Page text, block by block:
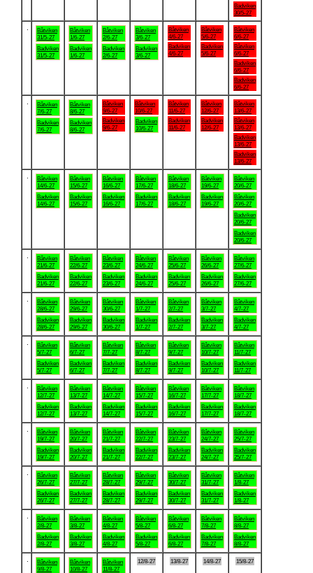
Badviken
30/5-27
Båtviken
31/5-27
Badviken
31/5-27
Båtviken
1/6-27
Badviken
1/6-27
Båtviken
2/6-27
Badviken
2/6-27
Båtviken
3/6-27
Badviken
3/6-27
Båtviken
4/6-27
Badviken
4/6-27
Båtviken
5/6-27
Badviken
5/6-27
Båtviken
6/6-27
Båtviken
6/6-27
Badviken
6/6-27
Badviken
6/6-27
Båtviken
7/6-27
Badviken
7/6-27
Båtviken
8/6-27
Badviken
8/6-27
Båtviken
9/6-27
Badviken
9/6-27
Båtviken
10/6-27
Badviken
10/6-27
Båtviken
11/6-27
Badviken
11/6-27
Båtviken
12/6-27
Badviken
12/6-27
Båtviken
13/6-27
Båtviken
13/6-27
Badviken
13/6-27
Badviken
13/6-27
Båtviken
14/6-27
Badviken
14/6-27
Båtviken
15/6-27
Badviken
15/6-27
Båtviken
16/6-27
Badviken
16/6-27
Båtviken
17/6-27
Badviken
17/6-27
Båtviken
18/6-27
Badviken
18/6-27
Båtviken
19/6-27
Badviken
19/6-27
Båtviken
20/6-27
Båtviken
20/6-27
Badviken
20/6-27
Badviken
20/6-27
Båtviken
21/6-27
Badviken
21/6-27
Båtviken
22/6-27
Badviken
22/6-27
Båtviken
23/6-27
Badviken
23/6-27
Båtviken
24/6-27
Badviken
24/6-27
Båtviken
25/6-27
Badviken
25/6-27
Båtviken
26/6-27
Badviken
26/6-27
Båtviken
27/6-27
Badviken
27/6-27
Båtviken
28/6-27
Badviken
28/6-27
Båtviken
29/6-27
Badviken
29/6-27
Båtviken
30/6-27
Badviken
30/6-27
Båtviken
1/7-27
Badviken
1/7-27
Båtviken
2/7-27
Badviken
2/7-27
Båtviken
3/7-27
Badviken
3/7-27
Båtviken
4/7-27
Badviken
4/7-27
Båtviken
5/7-27
Badviken
5/7-27
Båtviken
6/7-27
Badviken
6/7-27
Båtviken
7/7-27
Badviken
7/7-27
Båtviken
8/7-27
Badviken
8/7-27
Båtviken
9/7-27
Badviken
9/7-27
Båtviken
10/7-27
Badviken
10/7-27
Båtviken
11/7-27
Badviken
11/7-27
Båtviken
12/7-27
Badviken
12/7-27
Båtviken
13/7-27
Badviken
13/7-27
Båtviken
14/7-27
Badviken
14/7-27
Båtviken
15/7-27
Badviken
15/7-27
Båtviken
16/7-27
Badviken
16/7-27
Båtviken
17/7-27
Badviken
17/7-27
Båtviken
18/7-27
Badviken
18/7-27
Båtviken
19/7-27
Badviken
19/7-27
Båtviken
20/7-27
Badviken
20/7-27
Båtviken
21/7-27
Badviken
21/7-27
Båtviken
22/7-27
Badviken
22/7-27
Båtviken
23/7-27
Badviken
23/7-27
Båtviken
24/7-27
Badviken
24/7-27
Båtviken
25/7-27
Badviken
25/7-27
Båtviken
26/7-27
Badviken
26/7-27
Båtviken
27/7-27
Badviken
27/7-27
Båtviken
28/7-27
Badviken
28/7-27
Båtviken
29/7-27
Badviken
29/7-27
Båtviken
30/7-27
Badviken
30/7-27
Båtviken
31/7-27
Badviken
31/7-27
Båtviken
1/8-27
Badviken
1/8-27
Båtviken
2/8-27
Badviken
2/8-27
Båtviken
3/8-27
Badviken
3/8-27
Båtviken
4/8-27
Badviken
4/8-27
Båtviken
5/8-27
Badviken
5/8-27
Båtviken
6/8-27
Badviken
6/8-27
Båtviken
7/8-27
Badviken
7/8-27
Båtviken
8/8-27
Badviken
8/8-27
Båtviken
9/8-27
Båtviken
10/8-27
Båtviken
11/8-27
12/8-27 13/8-27 14/8-27 15/8-27